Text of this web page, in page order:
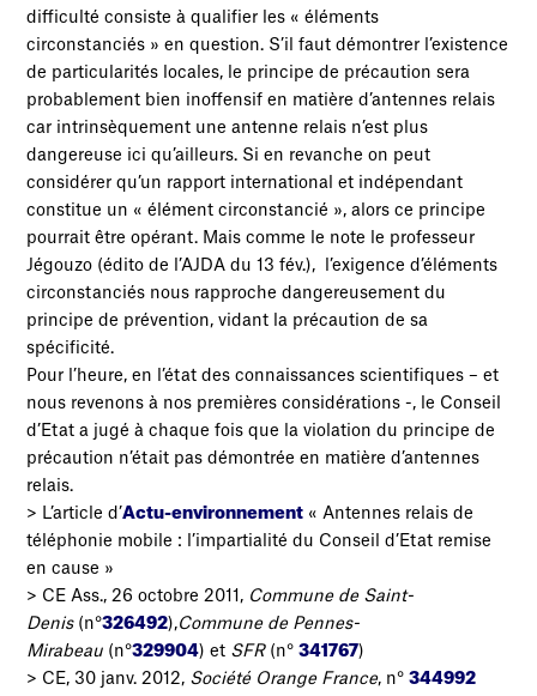
difficulté consiste à qualifier les « éléments
circonstanciés » en question. S’il faut démontrer l’existence
de particularités locales, le principe de précaution sera
probablement bien inoffensif en matière d’antennes relais
car intrinsèquement une antenne relais n’est plus
dangereuse ici qu’ailleurs. Si en revanche on peut
considérer qu’un rapport international et indépendant
constitue un « élément circonstancié », alors ce principe
pourrait être opérant. Mais comme le note le professeur
Jégouzo (édito de l’AJDA du 13 fév.), l’exigence d’éléments
circonstanciés nous rapproche dangereusement du
principe de prévention, vidant la précaution de sa
spécificité.
Pour l’heure, en l’état des connaissances scientifiques – et
nous revenons à nos premières considérations -, le Conseil
d’Etat a jugé à chaque fois que la violation du principe de
précaution n’était pas démontrée en matière d’antennes
relais.
> L’article d’Actu-environnement « Antennes relais de
téléphonie mobile : l’impartialité du Conseil d’Etat remise
en cause »
> CE Ass., 26 octobre 2011, Commune de Saint-
Denis(n°326492),Commune de Pennes-
Mirabeau (n°329904) et SFR(n°341767)
> CE, 30 janv. 2012, Société Orange France, n°344992